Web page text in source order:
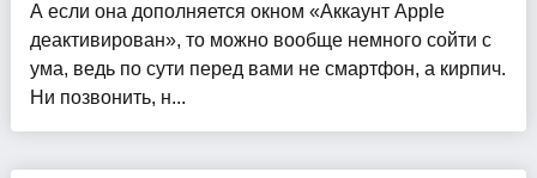
А если она дополняется окном «Аккаунт Apple
деактивирован», то можно вообще немного сойти с
ума, ведь по сути перед вами не смартфон, а кирпич.
Ни позвонить, н...